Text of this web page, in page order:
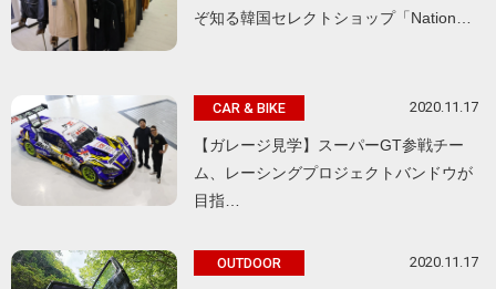
ぞ知る韓国セレクトショップ「Nation…
CAR & BIKE 2020.11.17
【ガレージ見学】スーパーGT参戦チー
ム、レーシングプロジェクトバンドウが
目指…
OUTDOOR 2020.11.17